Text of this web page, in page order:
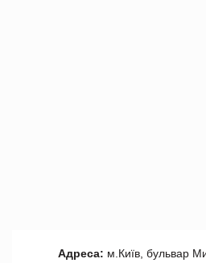
Адреса: м.Київ, бульвар